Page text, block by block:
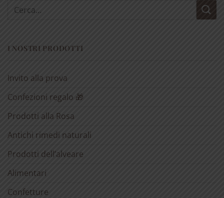
Cerca:
I NOSTRI PRODOTTI
Invito alla prova
Confezioni regalo 🎁
Prodotti alla Rosa
Antichi rimedi naturali
Prodotti dell’alveare
Alimentari
Confetture